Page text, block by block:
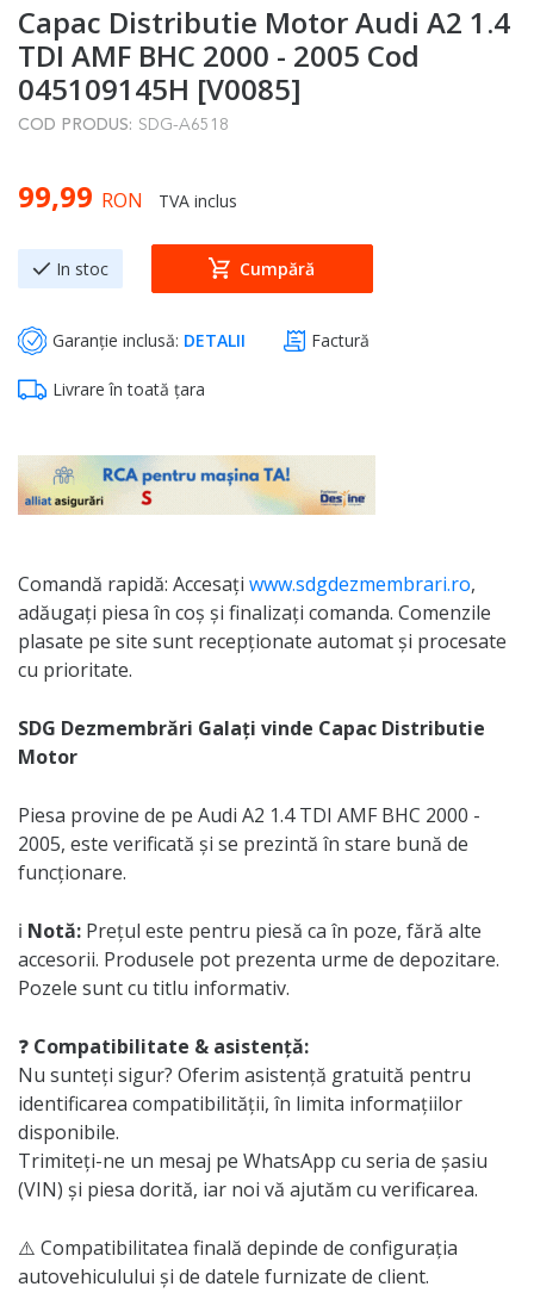
to
the
beginning
of
the
gallery
Capac Distributie Motor Audi A2 1.4
TDI AMF BHC 2000 - 2005 Cod
045109145H [V0085]
COD PRODUS: SDG-A6518
99,99 RON TVA inclus
In stoc Cumpără
Garanție inclusă: DETALII Factură
Livrare în toată țara
Comandă rapidă: Accesați www.sdgdezmembrari.ro,
adăugați piesa în coș și finalizați comanda. Comenzile
plasate pe site sunt recepționate automat și procesate
cu prioritate.
SDG Dezmembrări Galați vinde Capac Distributie
Motor
Piesa provine de pe Audi A2 1.4 TDI AMF BHC 2000 -
2005, este verificată și se prezintă în stare bună de
funcționare.
ℹ️ Notă: Prețul este pentru piesă ca în poze, fără alte
accesorii. Produsele pot prezenta urme de depozitare.
Pozele sunt cu titlu informativ.
❓ Compatibilitate & asistență:
Nu sunteți sigur? Oferim asistență gratuită pentru
identificarea compatibilității, în limita informațiilor
disponibile.
Trimiteți-ne un mesaj pe WhatsApp cu seria de șasiu
(VIN) și piesa dorită, iar noi vă ajutăm cu verificarea.
⚠️ Compatibilitatea finală depinde de configurația
autovehiculului și de datele furnizate de client.